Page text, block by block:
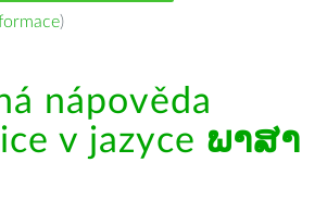
)
nápověda
v jazyce ພາສາ